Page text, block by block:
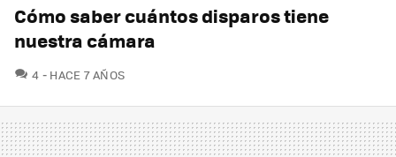
Cómo saber cuántos disparos tiene
nuestra cámara
4 COMENTARIOS
HACE 7 AÑOS